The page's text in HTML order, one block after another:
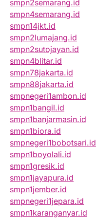
smpn2semarang.id
smpn4semarang.id
smpn14jkt.id
smpn2lumajang.id
smpn2sutojayan.id
smpn4blitar.id
smpn78jakarta.id
smpn88jakarta.id
smpnegeri1ambon.id
smpn1bangil.id
smpn1banjarmasin.id
smpn1biora.id
smpnegeri1bobotsari.id
smpn1boyolali.id
smpn1gresik.id
smpn1jayapura.id
smpn1jember.id
smpnegeri1jepara.id
smpn1karanganyar.id